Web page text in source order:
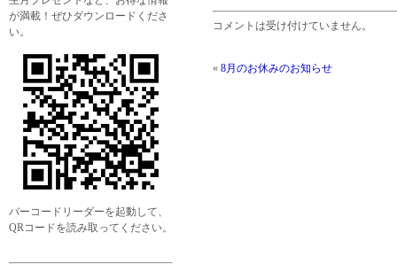
が満載！ぜひダウンロードくださ
い。
バーコードリーダーを起動して、
QRコードを読み取ってください。
コメントは受け付けていません。
« 8月のお休みのお知らせ